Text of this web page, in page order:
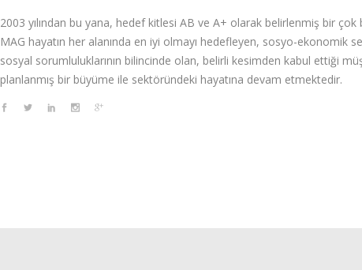
2003 yılından bu yana, hedef kitlesi AB ve A+ olarak belirlenmiş bir
MAG hayatın her alanında en iyi olmayı hedefleyen, sosyo-ekonomik
sosyal sorumluluklarının bilincinde olan, belirli kesimden kabul ettiği
planlanmış bir büyüme ile sektöründeki hayatına devam etmektedir.